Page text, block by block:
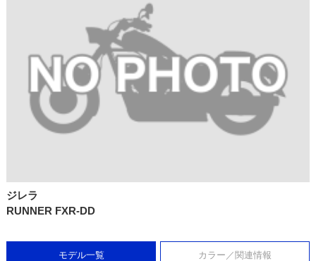
ジレラ
RUNNER FXR-DD
モデル一覧 カラー／関連情報